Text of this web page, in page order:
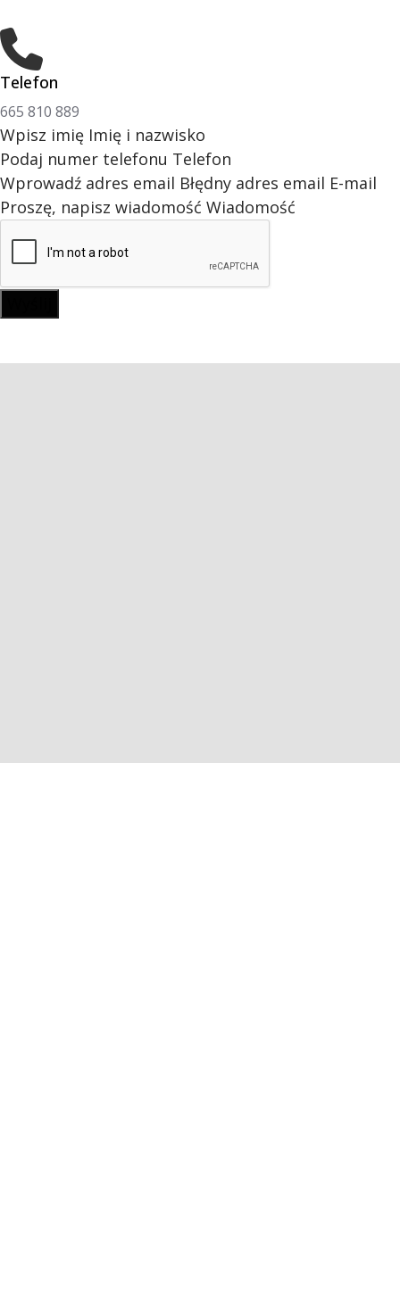
Telefon
665 810 889
Wpisz imię Imię i nazwisko
Podaj numer telefonu Telefon
Wprowadź adres email Błędny adres email E-mail
Proszę, napisz wiadomość Wiadomość